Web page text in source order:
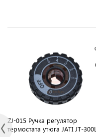
ZJ-015 Ручка регулятор
термостата утюга JATI JT-300L